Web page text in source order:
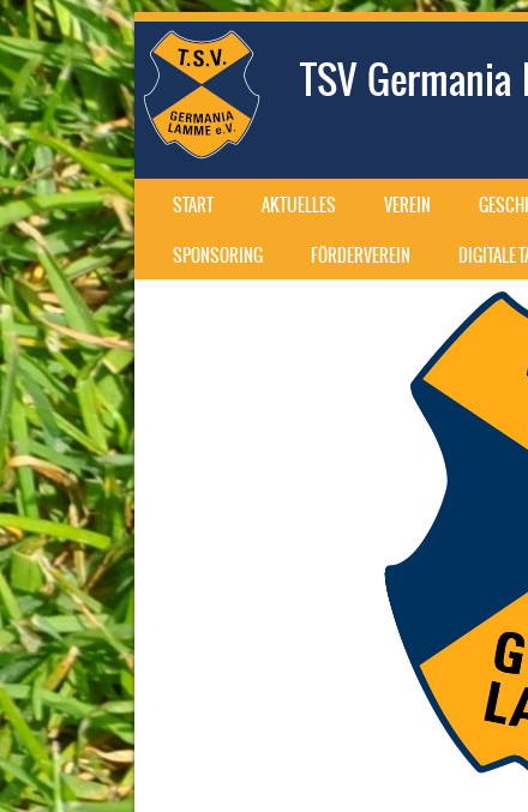
TSV Germania
MENU
SKIP TO CONTENT
START AKTUELLES VEREIN
SPONSORING
FÖRDERVEREIN DIGITALE